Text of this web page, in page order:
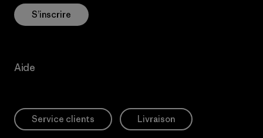
S’inscrire
Aide
Service clients Livraison